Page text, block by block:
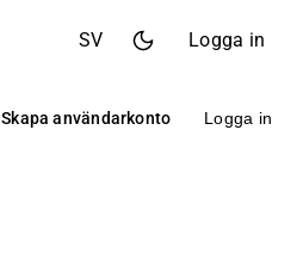
SV Logga in
Skapa användarkonto Logga in